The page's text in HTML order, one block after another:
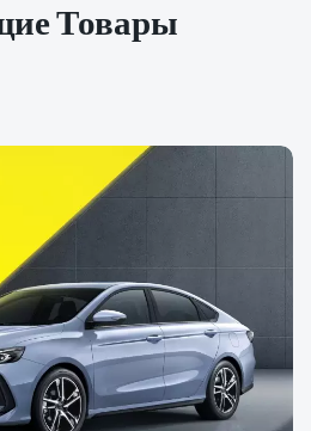
Товары